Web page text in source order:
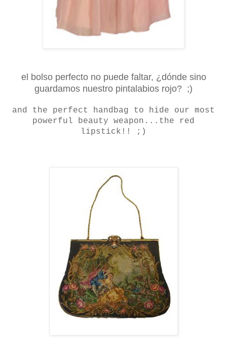
el bolso perfecto no puede faltar, ¿dónde sino
guardamos nuestro pintalabios rojo? ;)
and the perfect handbag to hide our most
powerful beauty weapon...the red
lipstick!! ;)